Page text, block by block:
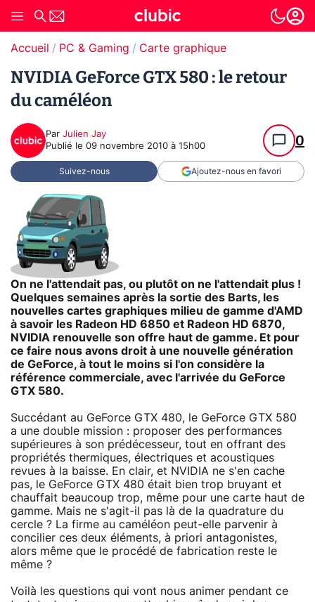
Accueil PC & Gaming Carte graphique
NVIDIA GeForce GTX 580 : le retour
du caméléon
Par Julien Jay
Publié le 09 novembre 2010 à 15h00 0
Suivez-nous Ajoutez-nous en favori
On ne l'attendait pas, ou plutôt on ne l'attendait plus !
Quelques semaines après la sortie des Barts, les
nouvelles cartes graphiques milieu de gamme d'AMD
à savoir les Radeon HD 6850 et Radeon HD 6870,
NVIDIA renouvelle son offre haut de gamme. Et pour
ce faire nous avons droit à une nouvelle génération
de GeForce, à tout le moins si l'on considère la
référence commerciale, avec l'arrivée du GeForce
GTX 580.
Succédant au GeForce GTX 480, le GeForce GTX 580
a une double mission : proposer des performances
supérieures à son prédécesseur, tout en offrant des
propriétés thermiques, électriques et acoustiques
revues à la baisse. En clair, et NVIDIA ne s'en cache
pas, le GeForce GTX 480 était bien trop bruyant et
chauffait beaucoup trop, même pour une carte haut de
gamme. Mais ne s'agit-il pas là de la quadrature du
cercle ? La firme au caméléon peut-elle parvenir à
concilier ces deux éléments, à priori antagonistes,
alors même que le procédé de fabrication reste le
même ?
Voilà les questions qui vont nous animer pendant ce